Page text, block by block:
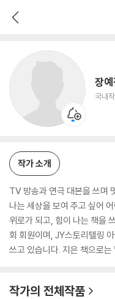
장예
국내
유아/어린
작가 소개
TV 방송과 연극 대본을 쓰며
나는 세상을 보여 주고 싶어
위로가 되고, 힘이 나는 책을
회 회원이며, JY스토리텔링
쓰고 있습니다. 지은 책으로는
작가의 전체작품